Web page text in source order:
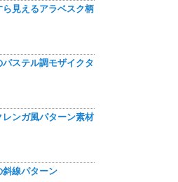
見えるアラベスク柄
ステル調モザイクタ
ンガ風パターン素材
線パターン